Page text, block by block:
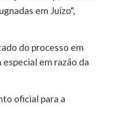
em Juízo",
do processo em
em razão da
oficial para a